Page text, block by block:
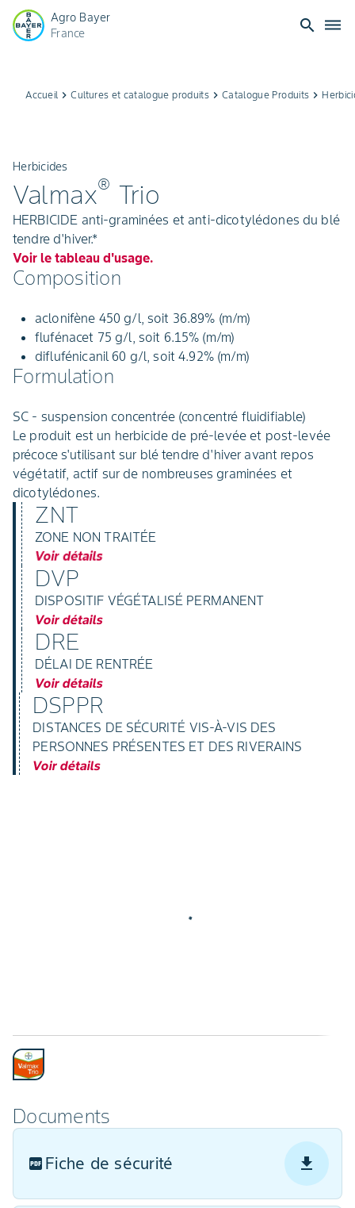
Agro Bayer
France
search dehaze
Accueil keyboard_arrow_rightCultures et catalogue produitskeyboard_arrow_right Catalogue Produits keyboard_arrow_right
Herbicides
Valmax® Trio
HERBICIDE anti-graminées et anti-dicotylédones du blé
tendre d'hiver.*
Voir le tableau d'usage.
Composition
aclonifène 450 g/l, soit 36.89% (m/m)
flufénacet 75 g/l, soit 6.15% (m/m)
diflufénicanil 60 g/l, soit 4.92% (m/m)
Formulation
SC - suspension concentrée (concentré fluidifiable)
Le produit est un herbicide de pré-levée et post-levée
précoce s'utilisant sur blé tendre d'hiver avant repos
végétatif, actif sur de nombreuses graminées et
dicotylédones.
ZNT
ZONE NON TRAITÉE
Voir détails
DVP
DISPOSITIF VÉGÉTALISÉ PERMANENT
Voir détails
DRE
DÉLAI DE RENTRÉE
Voir détails
DSPPR
DISTANCES DE SÉCURITÉ VIS-À-VIS DES
PERSONNES PRÉSENTES ET DES RIVERAINS
Voir détails
Documents
Fiche de sécurité